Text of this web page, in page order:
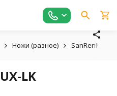
Ножи (разное) SanRenMu
LK